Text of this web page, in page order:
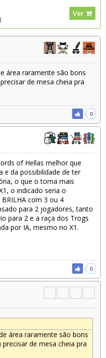
Ver
área raramente são bons
de mesa cheia pra
0
of Hellas melhor que
e da possibilidade de ter
o que o torna mais
o indicado seria o
com 3 ou 4
para 2 jogadores, tanto
para 2 e a raça dos Trogs
por IA, mesmo no X1.
0
área raramente são bons
de mesa cheia pra